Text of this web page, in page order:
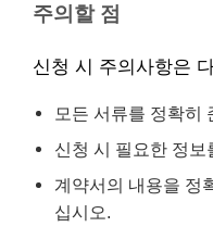
주의할 점
신청 시 주의사항은
모든 서류를 정확히
신청 시 필요한 정보
계약서의 내용을 정
십시오.